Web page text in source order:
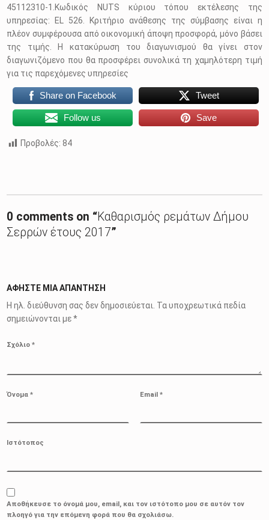
45112310-1.Κωδικός NUTS κύριου τόπου εκτέλεσης της
υπηρεσίας: EL 526. Κριτήριο ανάθεσης της σύμβασης είναι η
πλέον συμφέρουσα από οικονομική άποψη προσφορά, μόνο βάσει
της τιμής. Η κατακύρωση του διαγωνισμού θα γίνει στον
διαγωνιζόμενο που θα προσφέρει συνολικά τη χαμηλότερη τιμή
για τις παρεχόμενες υπηρεσίες
Share on Facebook Tweet
Follow us Save
Προβολές: 84
0 comments on “Καθαρισμός ρεμάτων Δήμου
Σερρών έτους 2017”
ΑΦΉΣΤΕ ΜΙΑ ΑΠΆΝΤΗΣΗ
Η ηλ. διεύθυνση σας δεν δημοσιεύεται. Τα υποχρεωτικά πεδία
σημειώνονται με*
Σχόλιο*
Όνομα* Email *
Ιστότοπος
Αποθήκευσε το όνομά μου, email, και τον ιστότοπο μου σε αυτόν τον
πλοηγό για την επόμενη φορά που θα σχολιάσω.